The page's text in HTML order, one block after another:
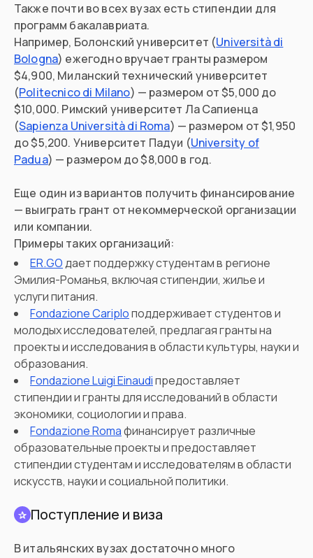
Также почти во всех вузах есть стипендии для
программ бакалавриата.
Например, Болонский университет (Università di
Bologna) ежегодно вручает гранты размером
$4,900, Миланский технический университет
(Politecnico di Milano) — размером от $5,000 до
$10,000. Римский университет Ла Сапиенца
(Sapienza Università di Roma) — размером от $1,950
до $5,200. Университет Падуи (University of
Padua) — размером до $8,000 в год.
Еще один из вариантов получить финансирование
— выиграть грант от некоммерческой организации
или компании.
Примеры таких организаций:
ER.GОдает поддержку студентам в регионе
Эмилия-Романья, включая стипендии, жилье и
услуги питания.
Fondazione Cariploподдерживает студентов и
молодых исследователей, предлагая гранты на
проекты и исследования в области культуры, науки и
образования.
Fondazione Luigi Einaudiпредоставляет
стипендии и гранты для исследований в области
экономики, социологии и права.
Fondazione Romaфинансирует различные
образовательные проекты и предоставляет
стипендии студентам и исследователям в области
искусств, науки и социальной политики.
✰ Поступление и виза
В итальянских вузах достаточно много